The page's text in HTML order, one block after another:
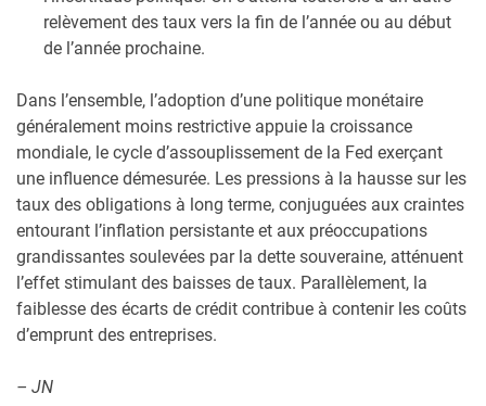
relèvement des taux vers la fin de l’année ou au début
de l’année prochaine.
Dans l’ensemble, l’adoption d’une politique monétaire
généralement moins restrictive appuie la croissance
mondiale, le cycle d’assouplissement de la Fed exerçant
une influence démesurée. Les pressions à la hausse sur les
taux des obligations à long terme, conjuguées aux craintes
entourant l’inflation persistante et aux préoccupations
grandissantes soulevées par la dette souveraine, atténuent
l’effet stimulant des baisses de taux. Parallèlement, la
faiblesse des écarts de crédit contribue à contenir les coûts
d’emprunt des entreprises.
– JN